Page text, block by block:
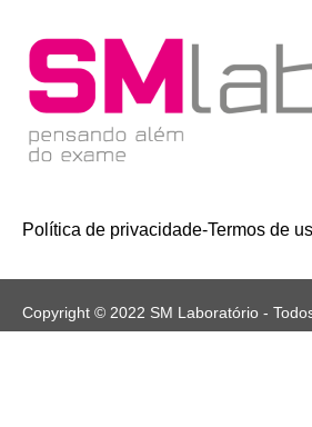
Política de privacidade-Termos de
Copyright © 2022 SM Laboratório -